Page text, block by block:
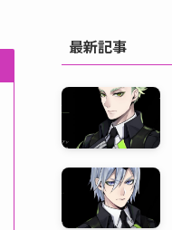
最新記事